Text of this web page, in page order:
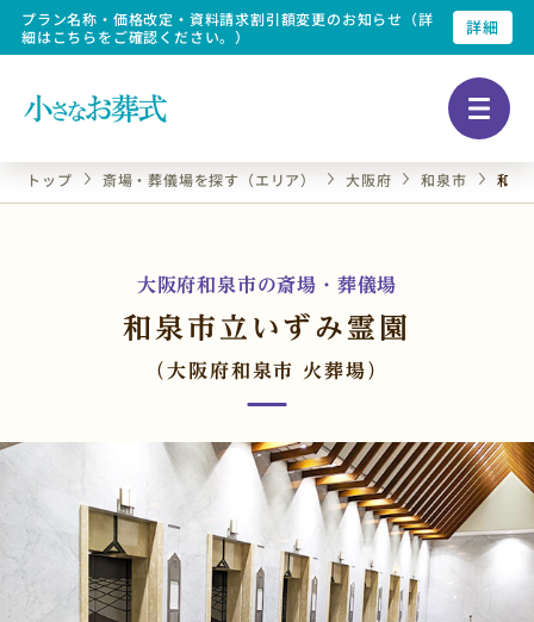
プラン名称・価格改定・資料請求割引額変更のお知らせ（詳
細はこちらをご確認ください。）
詳細
トップ 斎場・葬儀場を探す（エリア） 大阪府 和泉市 和泉
大阪府和泉市の斎場・葬儀場
和泉市立いずみ霊園
（大阪府和泉市 火葬場）